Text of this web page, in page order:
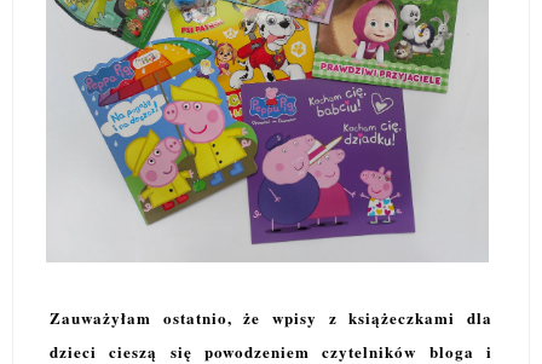
Zauważyłam ostatnio, że wpisy z książeczkami dla
dzieci cieszą się powodzeniem czytelników bloga i